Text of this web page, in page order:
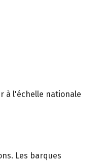
à l'échelle nationale
Les barques